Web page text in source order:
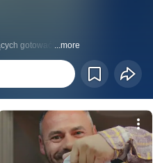
gotować! ...more